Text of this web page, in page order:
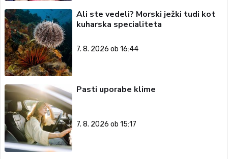
Ali ste vedeli? Morski ježki tudi kot
kuharska specialiteta
7. 8. 2026 ob 16:44
Pasti uporabe klime
7. 8. 2026 ob 15:17